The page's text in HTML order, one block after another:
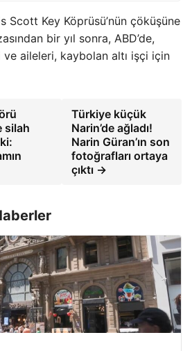
Scott Key Köprüsü’nün çöküşüne
bir yıl sonra, ABD’de,
ve aileleri, kaybolan altı işçi için
silah
Türkiye küçük
Narin’de ağladı!
Narin Güran’ın son
fotoğrafları ortaya
çıktı →